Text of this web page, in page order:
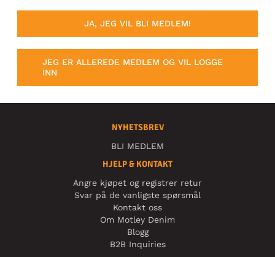
JA, JEG VIL BLI MEDLEM!
JEG ER ALLEREDE MEDLEM OG VIL LOGGE
INN
NYHETSBREV
BLI MEDLEM
HJELP & KONTAKT
Angre kjøpet og registrer retur
Svar på de vanligste spørsmål
Kontakt oss
Om Motley Denim
Blogg
B2B Inquiries